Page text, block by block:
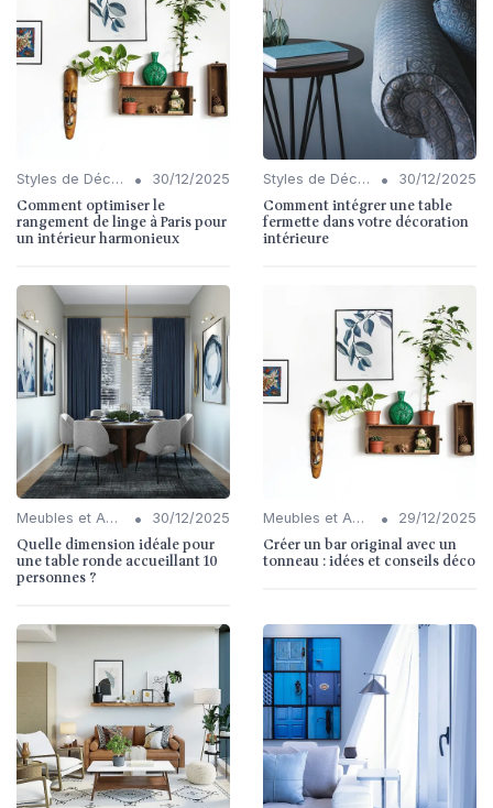
Styles de Décoration Intérieure • 30/12/2025
Comment optimiser le
rangement de linge à Paris pour
un intérieur harmonieux
Styles de Décoration Intérieure • 30/12/2025
Comment intégrer une table
fermette dans votre décoration
intérieure
Meubles et Accessoires • 30/12/2025
Quelle dimension idéale pour
une table ronde accueillant 10
personnes ?
Meubles et Accessoires • 29/12/2025
Créer un bar original avec un
tonneau : idées et conseils déco